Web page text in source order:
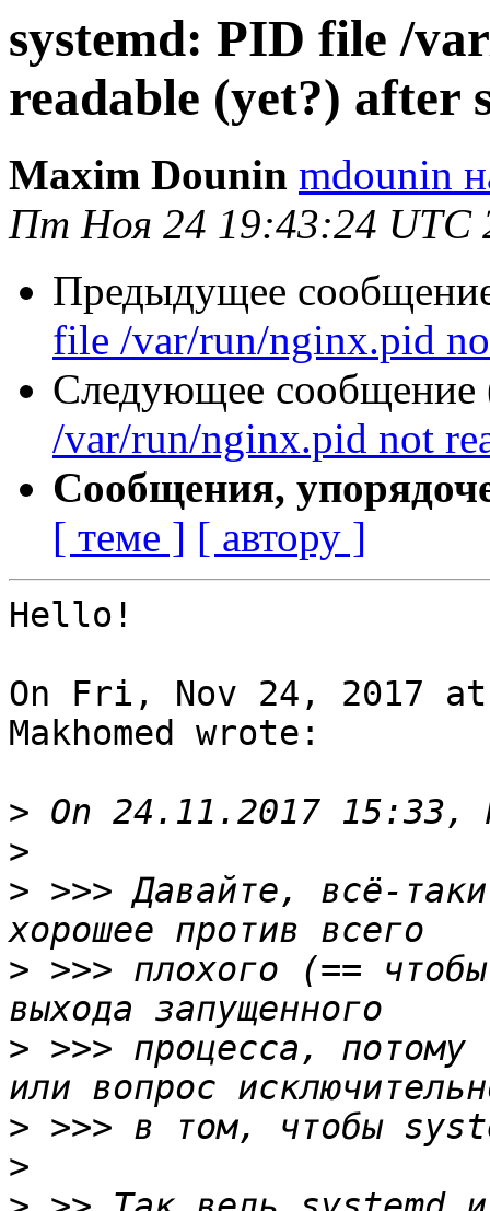
systemd: PID file /
readable (yet?) after
Maxim Dounin mdounin
Пт Ноя 24 19:43:24 UTC
Предыдущее
file /var/run/nginx.pid
Следующее сообщение
/var/run/nginx.pid not
Сообщения,
[ теме ] [ автору ]
Hello!
On Fri, Nov 24, 2017 at
Makhomed wrote:
>
>
> >>> Давайте, всё-
> >>> плохого (==
> >>> процесса,
>
>